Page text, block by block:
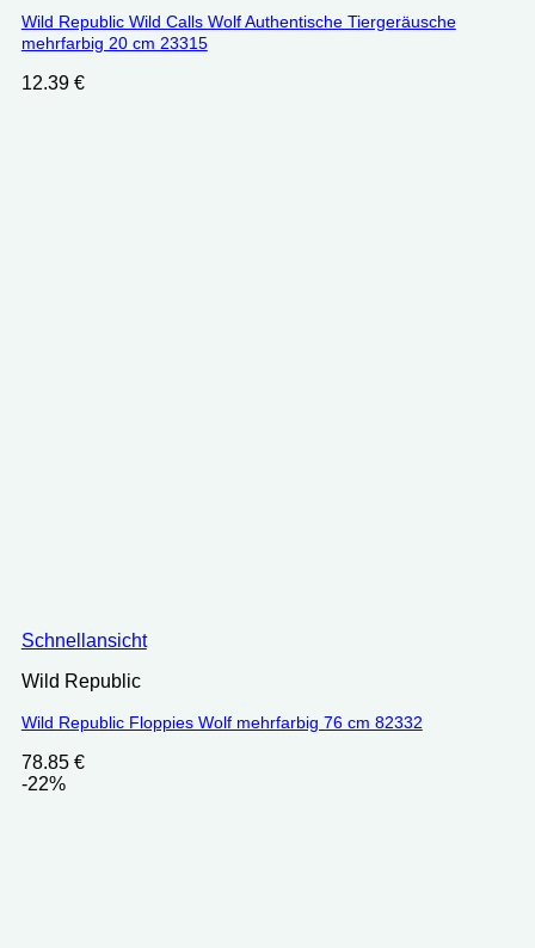
Wild Republic Wild Calls Wolf Authentische Tiergeräusche
mehrfarbig 20 cm ‎23315
12.39 €
Schnellansicht
Wild Republic
Wild Republic Floppies Wolf mehrfarbig 76 cm 82332
78.85 €
-22%